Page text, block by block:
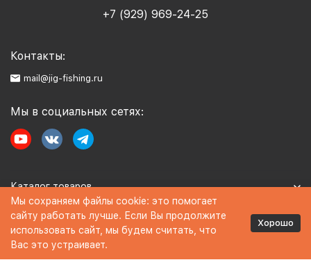
+7 (929) 969-24-25
Контакты:
mail@jig-fishing.ru
Мы в социальных сетях:
Каталог товаров
Информация
Политика персональных данных
Мы сохраняем файлы cookie: это помогает
сайту работать лучше. Если Вы продолжите
использовать сайт, мы будем считать, что
Вас это устраивает.
Хорошо